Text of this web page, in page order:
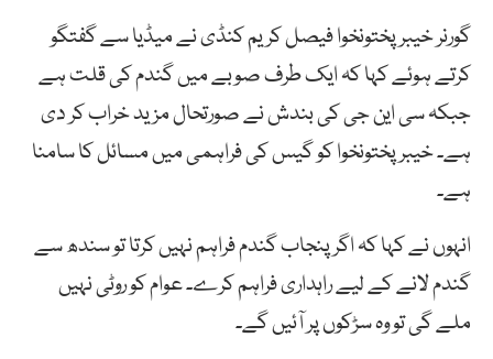
گورنر خیبر پختونخوا فیصل کریم کنڈی نے میڈیا سے گفتگو
کرتے ہوئے کہا کہ ایک طرف صوبے میں گندم کی قلت ہے
جبکہ سی این جی کی بندش نے صورتحال مزید خراب کر دی
ہے۔ خیبرپختونخوا کو گیس کی فراہمی میں مسائل کا سامنا
ہے۔
انہوں نے کہا کہ اگر پنجاب گندم فراہم نہیں کرتا تو سندھ سے
گندم لانے کے لیے راہداری فراہم کرے۔ عوام کو روٹی نہیں
ملے گی تو وہ سڑکوں پر آئیں گے۔